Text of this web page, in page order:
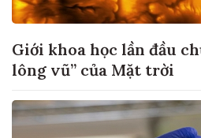
Giới khoa học lần đầu
lông vũ” của Mặt trời